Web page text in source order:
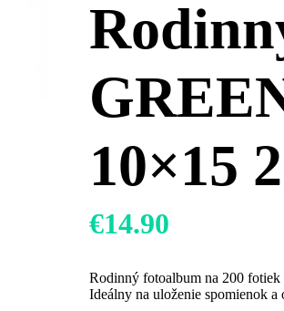
10×15
€14.90
Rodinný fotoalbum na 200
Ideálny na uloženie spomienok